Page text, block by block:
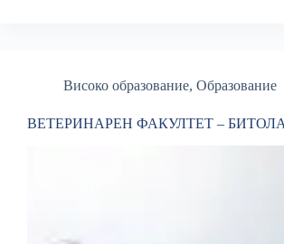
Високо образование, Образование
ВЕТЕРИНАРЕН ФАКУЛТЕТ – БИТОЛА